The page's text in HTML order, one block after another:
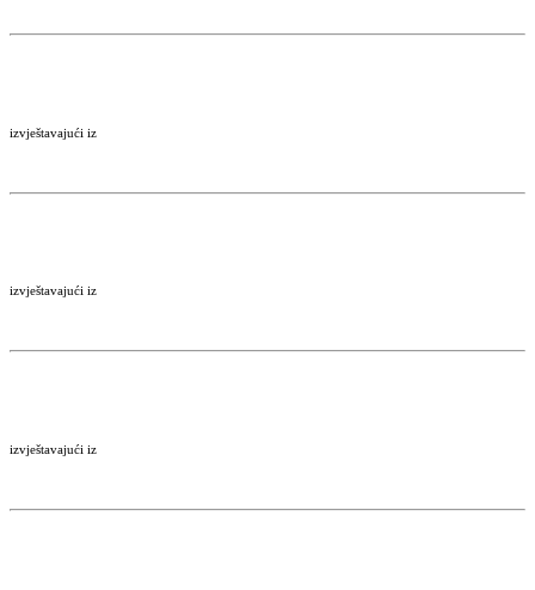
izvještavajući iz
izvještavajući iz
izvještavajući iz